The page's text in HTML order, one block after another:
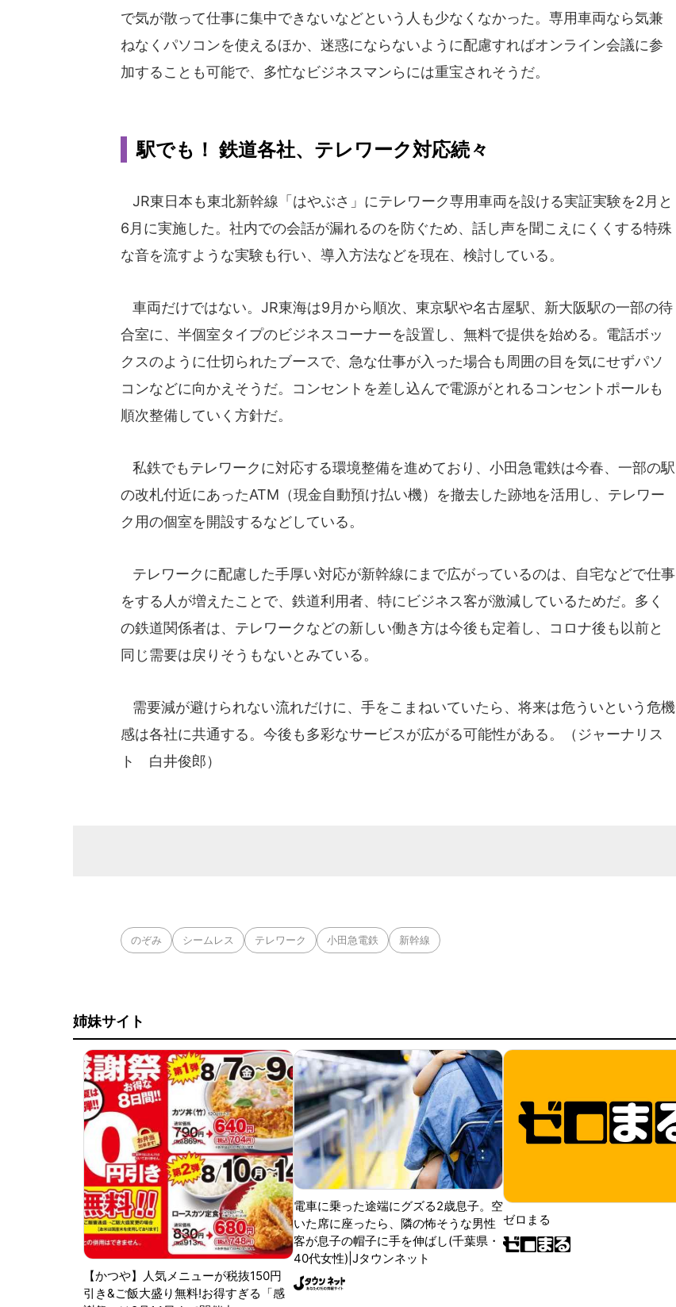
で気が散って仕事に集中できないなどという人も少なくなかった。専用車両なら気兼
ねなくパソコンを使えるほか、迷惑にならないように配慮すればオンライン会議に参
加することも可能で、多忙なビジネスマンらには重宝されそうだ。
駅でも！ 鉄道各社、テレワーク対応続々
JR東日本も東北新幹線「はやぶさ」にテレワーク専用車両を設ける実証実験を2月と
6月に実施した。社内での会話が漏れるのを防ぐため、話し声を聞こえにくくする特殊
な音を流すような実験も行い、導入方法などを現在、検討している。
車両だけではない。JR東海は9月から順次、東京駅や名古屋駅、新大阪駅の一部の待
合室に、半個室タイプのビジネスコーナーを設置し、無料で提供を始める。電話ボッ
クスのように仕切られたブースで、急な仕事が入った場合も周囲の目を気にせずパソ
コンなどに向かえそうだ。コンセントを差し込んで電源がとれるコンセントポールも
順次整備していく方針だ。
私鉄でもテレワークに対応する環境整備を進めており、小田急電鉄は今春、一部の駅
の改札付近にあったATM（現金自動預け払い機）を撤去した跡地を活用し、テレワー
ク用の個室を開設するなどしている。
テレワークに配慮した手厚い対応が新幹線にまで広がっているのは、自宅などで仕事
をする人が増えたことで、鉄道利用者、特にビジネス客が激減しているためだ。多く
の鉄道関係者は、テレワークなどの新しい働き方は今後も定着し、コロナ後も以前と
同じ需要は戻りそうもないとみている。
需要減が避けられない流れだけに、手をこまねいていたら、将来は危ういという危機
感は各社に共通する。今後も多彩なサービスが広がる可能性がある。（ジャーナリス
ト 白井俊郎）
のぞみ シームレス テレワーク 小田急電鉄 新幹線
姉妹サイト
【かつや】人気メニューが税抜150円
引き&ご飯大盛り無料!お得すぎる「感
電車に乗った途端にグズる2歳息子。空
いた席に座ったら、隣の怖そうな男性
客が息子の帽子に手を伸ばし(千葉県・
40代女性)|Jタウンネット
ゼロまる